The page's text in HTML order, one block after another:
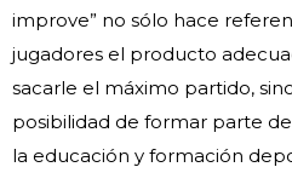
improve” no sólo hace
jugadores el producto
sacarle el máximo partido,
posibilidad de formar parte
la educación y formación